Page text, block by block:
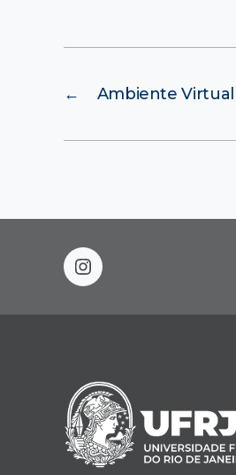
← Ambiente Virtual
instagram